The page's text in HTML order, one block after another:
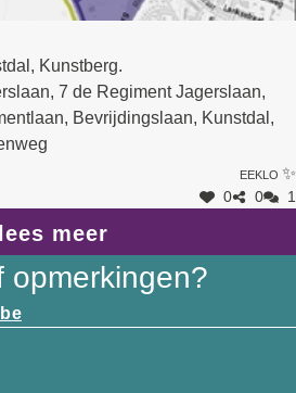
Kunstberg.
7 de Regiment Jagerslaan,
Bevrijdingslaan, Kunstdal,
Eeklo ✨
0 0 1
lees meer
opmerkingen?